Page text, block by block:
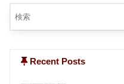
Recent Posts